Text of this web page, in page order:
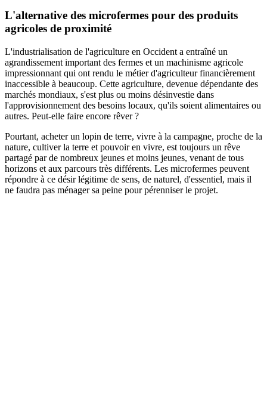
L'alternative des microfermes pour des produits
agricoles de proximité
L'industrialisation de l'agriculture en Occident a entraîné un
agrandissement important des fermes et un machinisme agricole
impressionnant qui ont rendu le métier d'agriculteur financièrement
inaccessible à beaucoup. Cette agriculture, devenue dépendante des
marchés mondiaux, s'est plus ou moins désinvestie dans
l'approvisionnement des besoins locaux, qu'ils soient alimentaires ou
autres. Peut-elle faire encore rêver ?
Pourtant, acheter un lopin de terre, vivre à la campagne, proche de la
nature, cultiver la terre et pouvoir en vivre, est toujours un rêve
partagé par de nombreux jeunes et moins jeunes, venant de tous
horizons et aux parcours très différents. Les microfermes peuvent
répondre à ce désir légitime de sens, de naturel, d'essentiel, mais il
ne faudra pas ménager sa peine pour pérenniser le projet.